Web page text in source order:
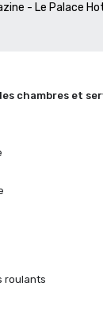
- Le Palace
comme les
fois dans votre
choses à faire
de San
- Le Palace
ans
meilleurs hôtels
: l'un des 15
en matière
hôtels
chambres et
roulants